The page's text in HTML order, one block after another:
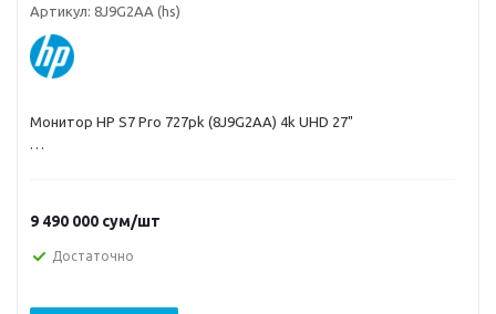
Артикул: 8J9G2AA (hs)
Монитор HP S7 Pro 727pk (8J9G2AA) 4k UHD 27"
9 490 000 сум/шт
Достаточно